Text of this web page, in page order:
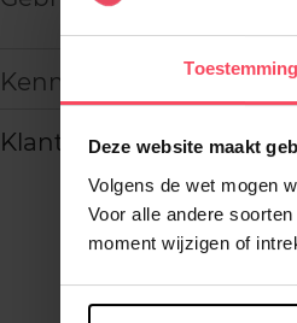
Toestemming
Deze website maakt
Volgens de wet mogen
Voor alle andere
moment wijzigen of
Kenmerken
Klantereview